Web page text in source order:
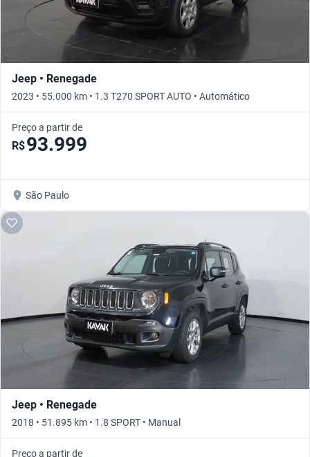
Jeep • Renegade
2023 • 55.000 km • 1.3 T270 SPORT AUTO • Automático
Preço a partir de
R$93.999
São Paulo
Jeep • Renegade
2018 • 51.895 km • 1.8 SPORT • Manual
Preço a partir de